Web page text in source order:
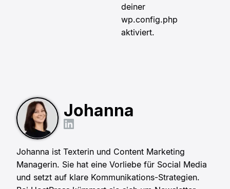
deiner
wp.config.php
aktiviert.
Johanna
Johanna ist Texterin und Content Marketing
Managerin. Sie hat eine Vorliebe für Social Media
und setzt auf klare Kommunikations-Strategien.